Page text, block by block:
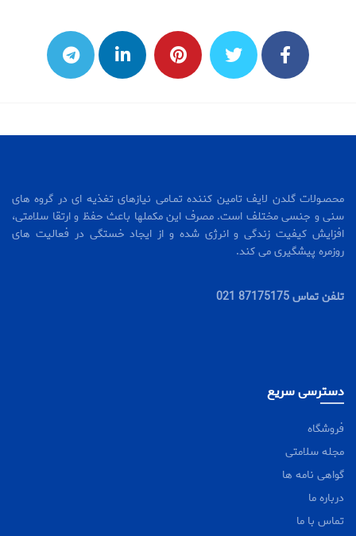
محصـولات گلدن لایف تامین کننده تمـامی نیازهای تغذیه ای در گروه های
سنی و جنسی مختلف است. مصرف این مکملها باعث حفظ و ارتقا سلامتی،
افزایش کیفیت زندگی و انرژی شده و از ایجاد خستگی در فعالیت های
روزمره پیشگیری می کند.
تلفن تماس 87175175 021
دسترسی سریع
فروشگاه
مجله سلامتی
گواهی نامه ها
درباره ما
تماس با ما